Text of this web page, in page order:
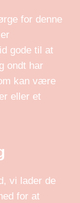
for denne
gode til at
ondt har
kan være
eller et
vi lader de
for at